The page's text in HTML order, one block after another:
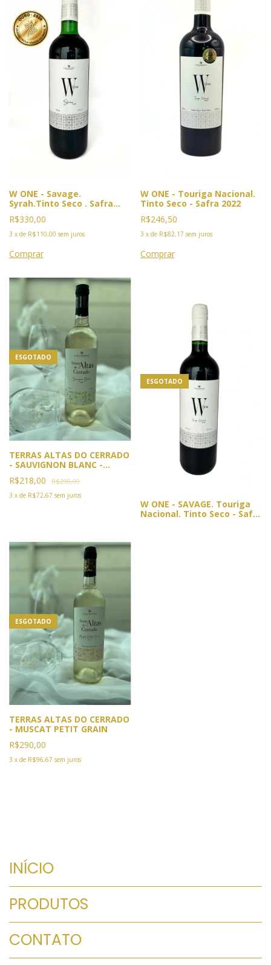
W ONE - Savage.
Syrah.Tinto Seco . Safra
2019 (Sem filtragem) Vin de
Garage. PREMIADO Ouro
GPVB 2026
R$330,00
3 x de R$110,00 sem juros
W ONE - Touriga Nacional.
Tinto Seco - Safra 2022
R$246,50
3 x de R$82,17 sem juros
ESGOTADO
TERRAS ALTAS DO CERRADO
- SAUVIGNON BLANC -
SAFRA 2022
R$218,00 R$290,00
3 x de R$72,67 sem juros
ESGOTADO
W ONE - SAVAGE. Touriga
Nacional. Tinto Seco - Safra
ESGOTADO
TERRAS ALTAS DO CERRADO
- MUSCAT PETIT GRAIN
R$290,00
3 x de R$96,67 sem juros
INÍCIO
PRODUTOS
CONTATO